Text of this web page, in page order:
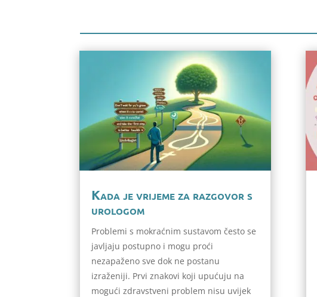
Kada je vrijeme za razgovor s
urologom
Problemi s mokraćnim sustavom često se
javljaju postupno i mogu proći
nezapaženo sve dok ne postanu
izraženiji. Prvi znakovi koji upućuju na
mogući zdravstveni problem nisu uvijek